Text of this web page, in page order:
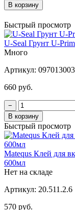
В корзину
Быстрый просмотр
U-Seal Грунт U-
Много
Артикул:
660 руб.
−
В корзину
Быстрый просмотр
Matequs Клей для
600мл
Нет на складе
Артикул: 20.511.2.6
570 руб.